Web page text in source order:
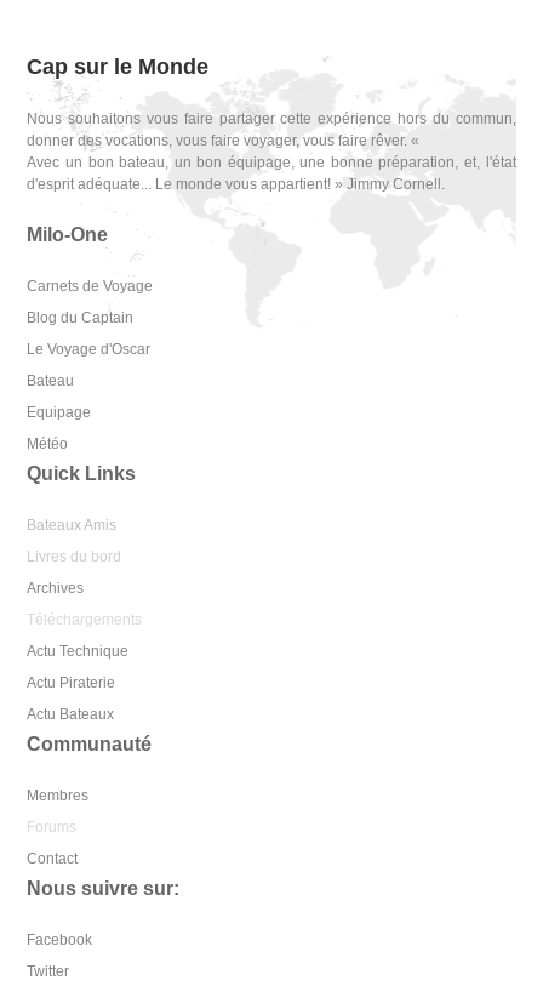
Cap sur le Monde
Nous souhaitons vous faire partager cette expérience hors du commun,
donner des vocations, vous faire voyager, vous faire rêver. «
Avec un bon bateau, un bon équipage, une bonne préparation, et, l'état
d'esprit adéquate... Le monde vous appartient! » Jimmy Cornell.
Milo-One
Carnets de Voyage
Blog du Captain
Le Voyage d'Oscar
Bateau
Equipage
Météo
Quick Links
Bateaux Amis
Livres du bord
Archives
Téléchargements
Actu Technique
Actu Piraterie
Actu Bateaux
Communauté
Membres
Forums
Contact
Nous suivre sur:
Facebook
Twitter